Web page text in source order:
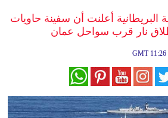
وموسيقى
سياحة
البريطانية أعلنت أن سفينة حاويات
نار قرب سواحل عمان
GMT